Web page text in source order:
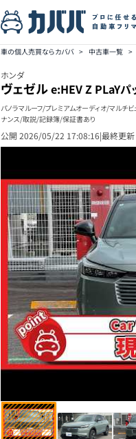
車の個人売買ならカババ > 中古車一覧 >
ホンダ
ヴェゼルe:HEV Z PLaYパ
パノラマルーフ/プレミアムオーディオ/マルチ
ナンス/取説/記録簿/保証書あり
公開 2026/05/22 17:08:16|最終更新